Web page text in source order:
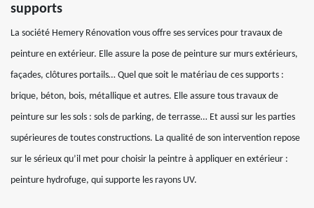
supports
La société Hemery Rénovation vous offre ses services pour travaux de
peinture en extérieur. Elle assure la pose de peinture sur murs extérieurs,
façades, clôtures portails… Quel que soit le matériau de ces supports :
brique, béton, bois, métallique et autres. Elle assure tous travaux de
peinture sur les sols : sols de parking, de terrasse… Et aussi sur les parties
supérieures de toutes constructions. La qualité de son intervention repose
sur le sérieux qu’il met pour choisir la peintre à appliquer en extérieur :
peinture hydrofuge, qui supporte les rayons UV.